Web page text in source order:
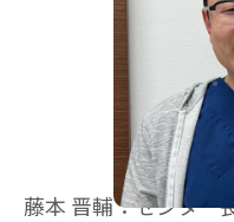
藤本 晋輔：センタ